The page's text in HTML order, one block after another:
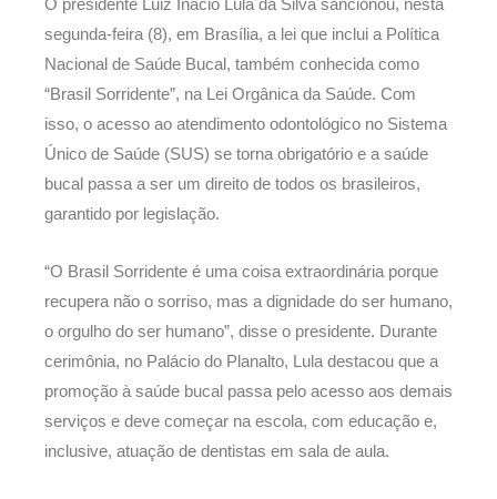
O presidente Luiz Inácio Lula da Silva sancionou, nesta
segunda-feira (8), em Brasília, a lei que inclui a Política
Nacional de Saúde Bucal, também conhecida como
“Brasil Sorridente”, na Lei Orgânica da Saúde. Com
isso, o acesso ao atendimento odontológico no Sistema
Único de Saúde (SUS) se torna obrigatório e a saúde
bucal passa a ser um direito de todos os brasileiros,
garantido por legislação.
“O Brasil Sorridente é uma coisa extraordinária porque
recupera não o sorriso, mas a dignidade do ser humano,
o orgulho do ser humano”, disse o presidente. Durante
cerimônia, no Palácio do Planalto, Lula destacou que a
promoção à saúde bucal passa pelo acesso aos demais
serviços e deve começar na escola, com educação e,
inclusive, atuação de dentistas em sala de aula.